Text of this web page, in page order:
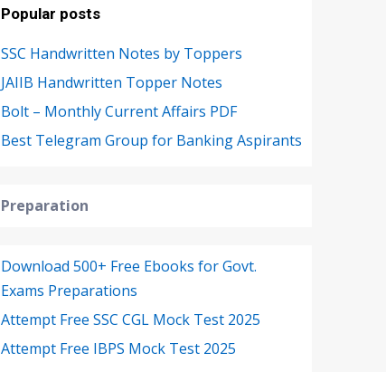
Popular posts
SSC Handwritten Notes by Toppers
JAIIB Handwritten Topper Notes
Bolt – Monthly Current Affairs PDF
Best Telegram Group for Banking Aspirants
Preparation
Download 500+ Free Ebooks for Govt.
Exams Preparations
Attempt Free SSC CGL Mock Test 2025
Attempt Free IBPS Mock Test 2025